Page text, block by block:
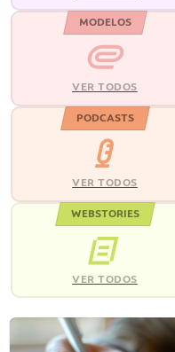
MODELOS
VER TODOS
PODCASTS
VER TODOS
WEBSTORIES
VER TODOS